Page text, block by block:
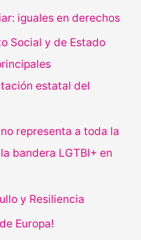
iguales en derechos
Social y de Estado
estatal del
representa a toda la
bandera LGTBI+ en
y Resiliencia
Europa!